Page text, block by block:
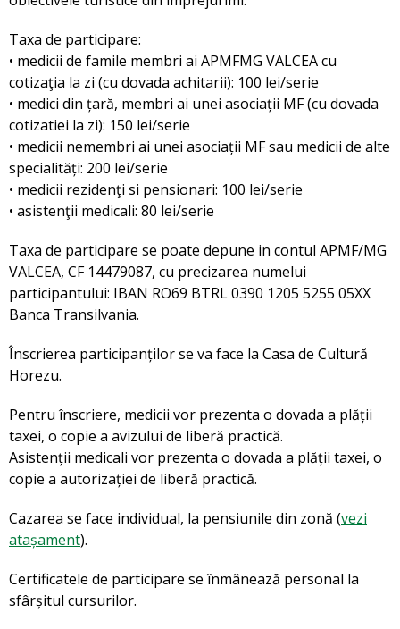
Taxa de participare:
• medicii de famile membri ai APMFMG VALCEA cu
cotizaţia la zi (cu dovada achitarii): 100 lei/serie
• medici din țară, membri ai unei asociații MF (cu dovada
cotizatiei la zi): 150 lei/serie
• medicii nemembri ai unei asociații MF sau medicii de alte
specialități: 200 lei/serie
• medicii rezidenţi si pensionari: 100 lei/serie
• asistenţii medicali: 80 lei/serie
Taxa de participare se poate depune in contul APMF/MG
VALCEA, CF 14479087, cu precizarea numelui
participantului: IBAN RO69 BTRL 0390 1205 5255 05XX
Banca Transilvania.
Înscrierea participanților se va face la Casa de Cultură
Horezu.
Pentru înscriere, medicii vor prezenta o dovada a plății
taxei, o copie a avizului de liberă practică.
Asistenții medicali vor prezenta o dovada a plății taxei, o
copie a autorizației de liberă practică.
Cazarea se face individual, la pensiunile din zonă (vezi
atașament).
Certificatele de participare se înmânează personal la
sfârșitul cursurilor.